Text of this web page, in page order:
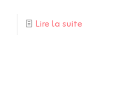
Lire la suite